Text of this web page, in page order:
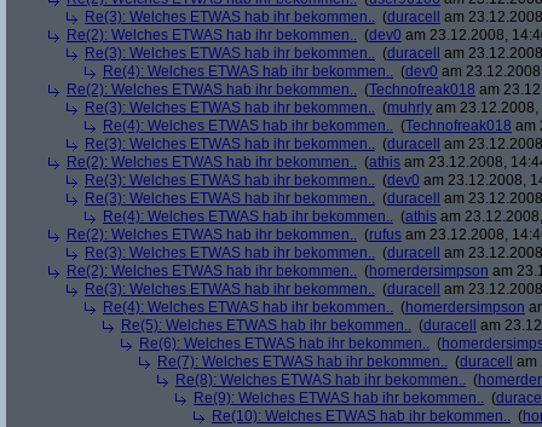
Re(3): Welches ETWAS hab ihr bekommen.. (duracell
am
Re(2): Welches ETWAS hab ihr bekommen.. (dev0 am 23.12.2008,
Re(3): Welches ETWAS hab ihr bekommen.. (duracell
am
Re(4): Welches ETWAS hab ihr bekommen.. (dev0 am
Re(2): Welches ETWAS hab ihr bekommen.. (Technofreak018 am
Re(3): Welches ETWAS hab ihr bekommen.. (muhrly am
Re(4): Welches ETWAS hab ihr bekommen.. (Technofreak018 am
Re(3): Welches ETWAS hab ihr bekommen.. (duracell
am
Re(2): Welches ETWAS hab ihr bekommen.. (athis am 23.12.2008,
Re(3): Welches ETWAS hab ihr bekommen.. (dev0 am 23.12.2008,
Re(3): Welches ETWAS hab ihr bekommen.. (duracell
am
Re(4): Welches ETWAS hab ihr bekommen.. (athis am
Re(2): Welches ETWAS hab ihr bekommen.. (rufus am 23.12.2008,
Re(3): Welches ETWAS hab ihr bekommen.. (duracell
am
Re(2): Welches ETWAS hab ihr bekommen.. (homerdersimpson am
Re(3): Welches ETWAS hab ihr bekommen.. (duracell
am
Re(4): Welches ETWAS hab ihr bekommen.. (homerdersimpson
Re(5): Welches ETWAS hab ihr bekommen.. (duracell
am
Re(6): Welches ETWAS hab ihr bekommen.. (
Re(7): Welches ETWAS hab ihr bekommen.. (duracell
am
Re(8): Welches ETWAS hab ihr bekommen.. (
Re(9): Welches ETWAS hab ihr bekommen.. (
Re(10): Welches ETWAS hab ihr bekommen.. (